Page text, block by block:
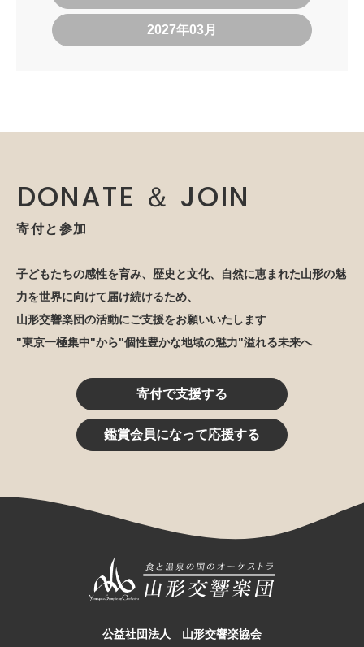
2027年03月
DONATE ＆ JOIN
寄付と参加
子どもたちの感性を育み、歴史と文化、自然に恵まれた山形の魅
力を世界に向けて届け続けるため、
山形交響楽団の活動にご支援をお願いいたします
"東京一極集中"から"個性豊かな地域の魅力"溢れる未来へ
寄付で支援する
鑑賞会員になって応援する
公益社団法人 山形交響楽協会